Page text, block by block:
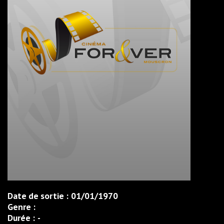
Date de sortie : 01/01/1970
Genre :
Durée : -